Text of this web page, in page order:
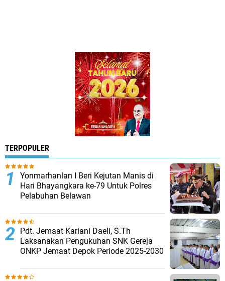
TERPOPULER
Yonmarhanlan I Beri Kejutan Manis di
Hari Bhayangkara ke-79 Untuk Polres
Pelabuhan Belawan
Pdt. Jemaat Kariani Daeli, S.Th
Laksanakan Pengukuhan SNK Gereja
ONKP Jemaat Depok Periode 2025-2030